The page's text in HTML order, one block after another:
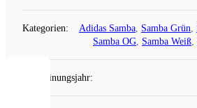
Kategorien: Adidas Samba, Samba Grün,
Samba OG, Samba Weiß,
Erscheinungsjahr:
COOKIES